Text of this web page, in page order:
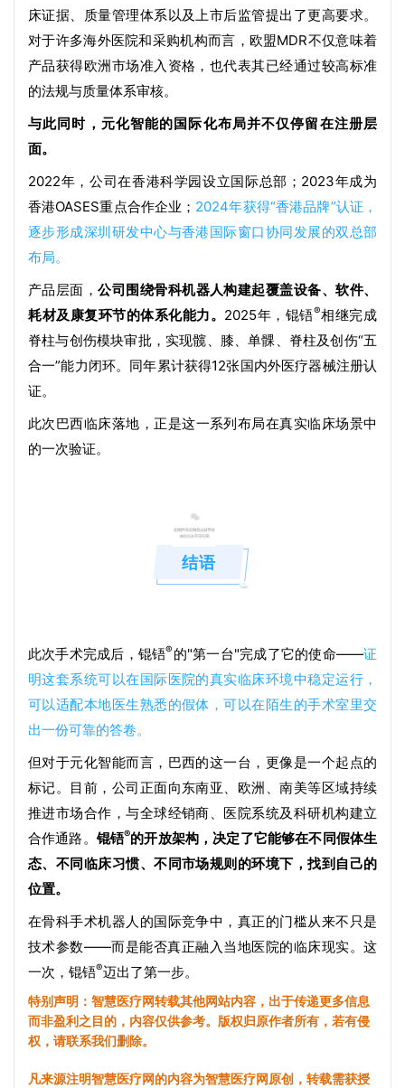
床证据、质量管理体系以及上市后监管提出了更高要求。
对于许多海外医院和采购机构而言，欧盟MDR不仅意味着
产品获得欧洲市场准入资格，也代表其已经通过较高标准
的法规与质量体系审核。
与此同时，元化智能的国际化布局并不仅停留在注册层
面。
2022年，公司在香港科学园设立国际总部；2023年成为
香港OASES重点合作企业； 2024年获得“香港品牌”认证，
逐步形成深圳研发中心与香港国际窗口协同发展的双总部
布局。
产品层面，公司围绕骨科机器人构建起覆盖设备、软件、
耗材及康复环节的体系化能力。 2025年，锟铻®相继完成
脊柱与创伤模块审批，实现髋、膝、单髁、脊柱及创伤“五
合一”能力闭环。同年累计获得12张国内外医疗器械注册认
证。
此次巴西临床落地， 正是这一系列布局在真实临床场景中
的一次验证。
结语
此次手术完成后，锟铻® 的"第一台"完成了它的使命——证
明这套系统可以在国际医院的真实临床环境中稳定运行，
可以适配本地医生熟悉的假体，可以在陌生的手术室里交
出一份可靠的答卷。
但对于元化智能而言，巴西的这一台，更像是一个起点的
标记。目前，公司正面向东南亚、欧洲、南美等区域持续
推进市场合作，与全球经销商、医院系统及科研机构建立
合作通路。 锟铻®的开放架构，决定了它能够在不同假体生
态、不同临床习惯、不同市场规则的环境下，找到自己的
位置。
在骨科手术机器人的国际竞争中，真正的门槛从来不只是
技术参数——而是能否真正融入当地医院的临床现实。这
一次，锟铻®迈出了第一步。
特别声明：智慧医疗网转载其他网站内容，出于传递更多信息
而非盈利之目的，内容仅供参考。版权归原作者所有，若有侵
权，请联系我们删除。
凡来源注明智慧医疗网的内容为智慧医疗网原创，转载需获授